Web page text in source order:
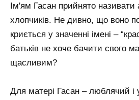
Ім'ям Гасан прийнято називати
хлопчиків. Не дивно, що воно
криється у значенні імені –
батьків не хоче бачити свого
щасливим?
Для матері Гасан – люблячий і